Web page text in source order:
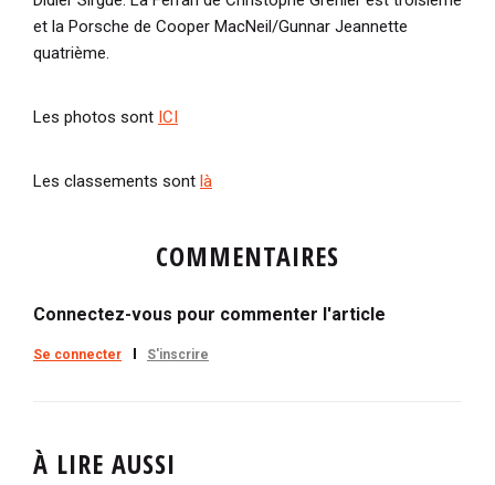
et la Porsche de Cooper MacNeil/Gunnar Jeannette
quatrième.
Les photos sont ICI
Les classements sont là
COMMENTAIRES
Connectez-vous pour commenter l'article
Se connecter S'inscrire
À LIRE AUSSI